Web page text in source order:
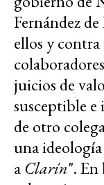
Fernández
ellos y
juicios de
susceptible
de otro
una
a Clarín". En